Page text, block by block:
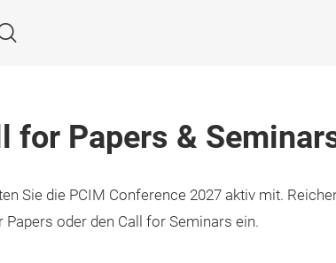
Suche
for Papers &
Sie die PCIM Conference 2027 aktiv mit.
Papers oder den Call for Seminars ein.